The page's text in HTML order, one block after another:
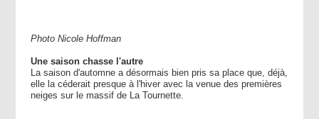
Photo Nicole Hoffman
Une saison chasse l'autre
La saison d'automne a désormais bien pris sa place que, déjà,
elle la céderait presque à l'hiver avec la venue des premières
neiges sur le massif de La Tournette.